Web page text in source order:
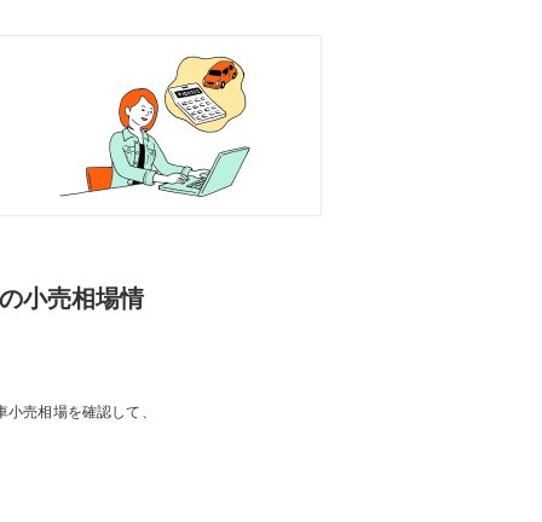
小売相場情
売相場を確認して、